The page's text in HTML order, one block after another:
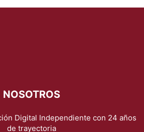
NOSOTROS
Digital Independiente con 24 años
de trayectoria